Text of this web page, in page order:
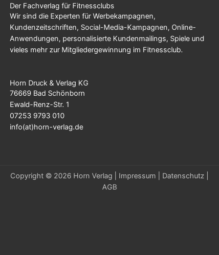
Der Fachverlag für Fitnessclubs
Wir sind die Experten für Werbekampagnen,
Kundenzeitschriften, Social-Media-Kampagnen, Online-
Anwendungen, personalisierte Kundenmailings, Spiele und
vieles mehr zur Mitgliedergewinnung im Fitnessclub.
Horn Druck & Verlag KG
76669 Bad Schönborn
Ewald-Renz-Str. 1
07253 9793 010
info(at)horn-verlag.de
Copyright © 2026 Horn Verlag | Impressum Datenschutz
AGB